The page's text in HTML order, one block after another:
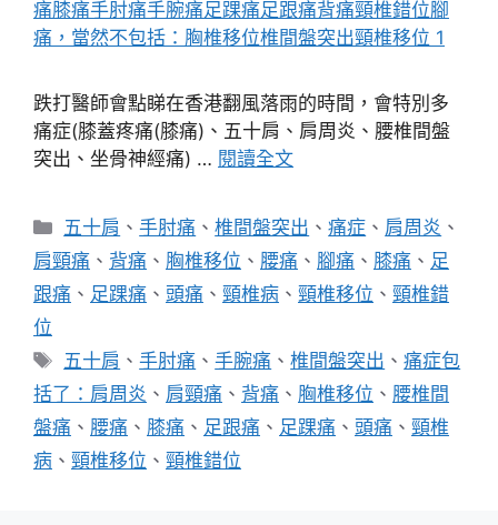
跌打醫師會點睇在香港翻風落雨的時間，會特別多
痛症(膝蓋疼痛(膝痛)、五十肩、肩周炎、腰椎間盤
突出、坐骨神經痛) … 閱讀全文
分
類
五十肩 、手肘痛 、椎間盤突出 、痛症 、 肩周炎 、
肩頸痛 、 背痛 、 胸椎移位 、 腰痛 、 腳痛 、 膝痛 、 足
跟痛 、 足踝痛 、 頭痛 、 頸椎病 、 頸椎移位 、 頸椎錯
位
標
籤
五十肩 、手肘痛 、手腕痛 、椎間盤突出 、痛症包
括了：肩周炎 、 肩頸痛 、 背痛 、 胸椎移位 、 腰椎間
盤痛 、 腰痛 、 膝痛 、 足跟痛 、 足踝痛 、 頭痛 、 頸椎
病 、 頸椎移位 、 頸椎錯位